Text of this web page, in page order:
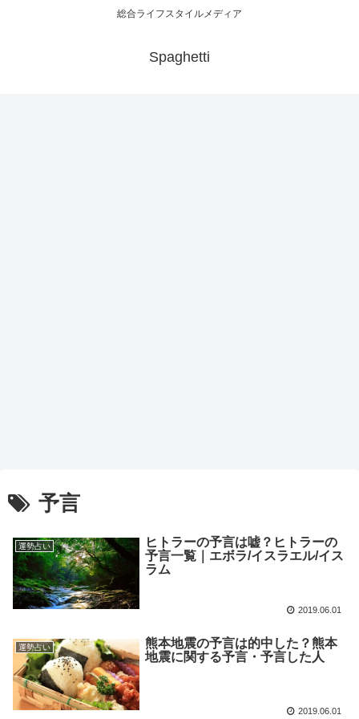
総合ライフスタイルメディア
Spaghetti
予言
運勢占い
ヒトラーの予言は嘘？ヒトラーの
予言一覧｜エボラ/イスラエル/イス
ラム
2019.06.01
運勢占い
熊本地震の予言は的中した？熊本
地震に関する予言・予言した人
2019.06.01